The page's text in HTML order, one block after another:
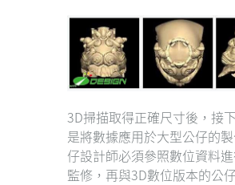
3D掃描取得正確尺寸後，接
是將數據應用於大型公仔的
仔設計師必須參照數位資料
監修，再與3D數位版本的公